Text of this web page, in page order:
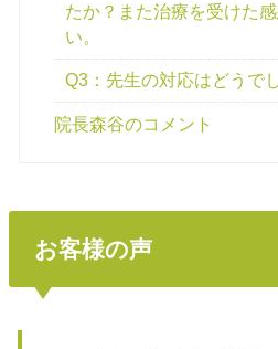
たか？また治療を受けた
い。
Q3：先生の対応はどうで
院長森谷のコメント
お客様の声